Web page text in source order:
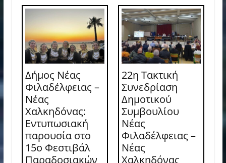
Δήμος Νέας
Φιλαδέλφειας –
Νέας
Χαλκηδόνας:
Εντυπωσιακή
παρουσία στο
15ο Φεστιβάλ
Παραδοσιακών
22η Τακτική
Συνεδρίαση
Δημοτικού
Συμβουλίου
Νέας
Φιλαδέλφειας –
Νέας
Χαλκηδόνας